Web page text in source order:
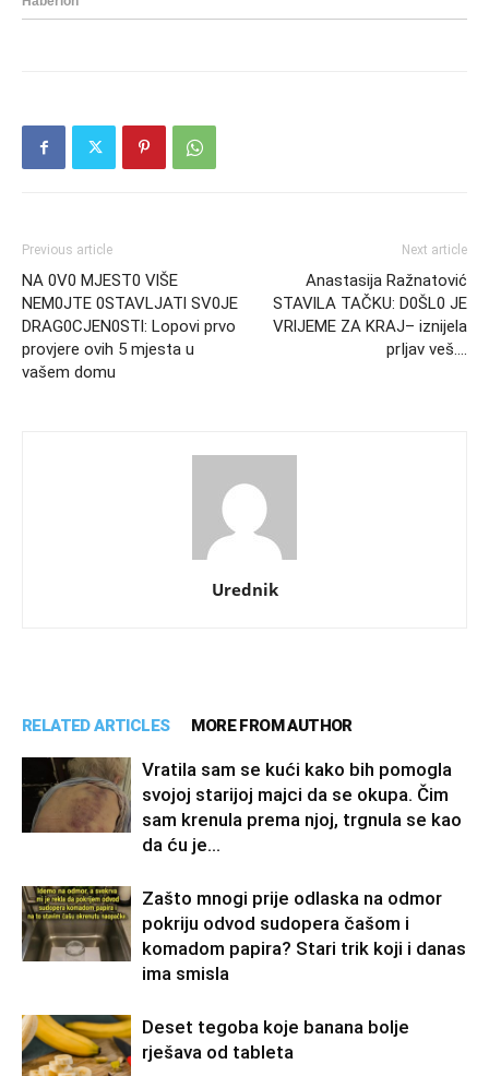
Previous article
NA 0V0 MJEST0 VlŠE
NEM0JTE 0STAVLJATl SV0JE
DRAG0CJEN0STl: Lopovi prvo
provjere ovih 5 mjesta u
vašem domu
Next article
Anastasija Ražnatović
STAVlLA TAČKU: D0ŠL0 JE
VRlJEME ZA KRAJ– iznijela
prIjav veš….
Urednik
RELATED ARTICLES MORE FROM AUTHOR
Vratila sam se kući kako bih pomogla
svojoj starijoj majci da se okupa. Čim
sam krenula prema njoj, trgnula se kao
da ću je...
Zašto mnogi prije odlaska na odmor
pokriju odvod sudopera čašom i
komadom papira? Stari trik koji i danas
ima smisla
Deset tegoba koje banana bolje
rješava od tableta